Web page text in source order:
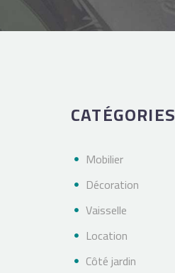
CATÉGORIES
Mobilier
Décoration
Vaisselle
Location
Côté jardin